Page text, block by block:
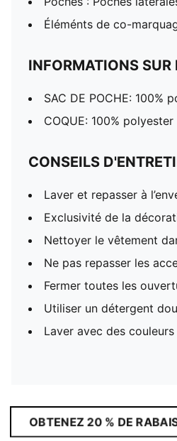
Éléménts de co-
INFORMATIONS SUR
SAC DE POCHE: 100%
COQUE: 100% polyester
CONSEILS
Laver et repasser à
Exclusivité de la
Nettoyer le vêtement
Ne pas repasser les
Fermer toutes les
Utiliser un détergent
Laver avec des
OBTENEZ 20 % DE